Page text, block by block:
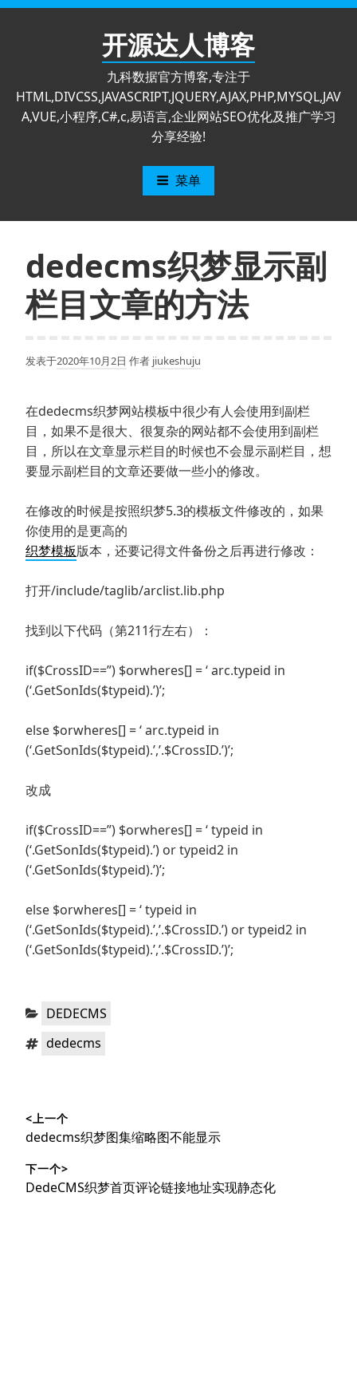
跳
开源达人博客
九科数据官方博客,专注于
HTML,DIVCSS,JAVASCRIPT,JQUERY,AJAX,PHP,MYSQL,JAV
A,VUE,小程序,C#,c,易语言,企业网站SEO优化及推广学习
分享经验!
菜单
dedecms织梦显示副
栏目文章的方法
发表于2020年10月2日 作者 jiukeshuju
在dedecms织梦网站模板中很少有人会使用到副栏
目，如果不是很大、很复杂的网站都不会使用到副栏
目，所以在文章显示栏目的时候也不会显示副栏目，想
要显示副栏目的文章还要做一些小的修改。
在修改的时候是按照织梦5.3的模板文件修改的，如果
你使用的是更高的
织梦模板版本，还要记得文件备份之后再进行修改：
打开/include/taglib/arclist.lib.php
找到以下代码（第211行左右）：
if($CrossID==”) $orwheres[] = ‘ arc.typeid in
(‘.GetSonIds($typeid).’)’;
else $orwheres[] = ‘ arc.typeid in
(‘.GetSonIds($typeid).’,’.$CrossID.’)’;
改成
if($CrossID==”) $orwheres[] = ‘ typeid in
(‘.GetSonIds($typeid).’) or typeid2 in
(‘.GetSonIds($typeid).’)’;
else $orwheres[] = ‘ typeid in
(‘.GetSonIds($typeid).’,’.$CrossID.’) or typeid2 in
(‘.GetSonIds($typeid).’,’.$CrossID.’)’;
分
DEDECMS
标 dedecms
章
导
航
<上一个
上
文
章：
dedecms织梦图集缩略图不能显示
下一个>
下
DedeCMS织梦首页评论链接地址实现静态化